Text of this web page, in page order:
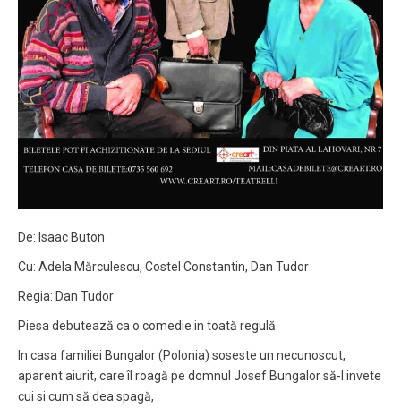
De: Isaac Buton
Cu: Adela Mărculescu, Costel Constantin, Dan Tudor
Regia: Dan Tudor
Piesa debutează ca o comedie in toată regulă.
In casa familiei Bungalor (Polonia) soseste un necunoscut,
aparent aiurit, care îl roagă pe domnul Josef Bungalor să-l invete
cui si cum să dea spagă,